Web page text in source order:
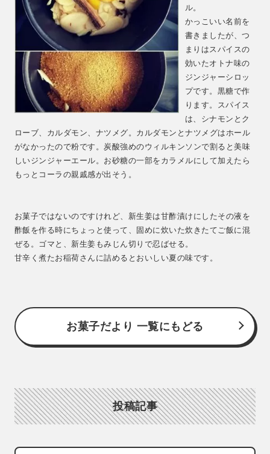
ル。
かっこいい名前を
書きましたが、つ
まりはスパイスの
効いたオトナ味の
ジンジャーシロッ
プです。黒糖で作
ります。スパイス
は、シナモンとク
ローブ、カルダモン、ナツメグ。カルダモンとナツメグはホール
がなかったので粉です。炭酸強めのウィルキンソンで割ると美味
しいジンジャーエール。お砂糖の一部をカラメルにして加えたら
もっとコーラの親戚感が出そう。
お菓子ではないのですけれど、新生姜は甘酢漬けにしたその液を
酢飯を作る時にちょっと使って、固めに炊いた炊きたてご飯に混
ぜる。ゴマと、新生姜もみじん切りで忍ばせる。
甘辛く煮たお稲荷さんに詰めるとおいしい夏の味です。
お菓子だより 一覧にもどる
投稿記事